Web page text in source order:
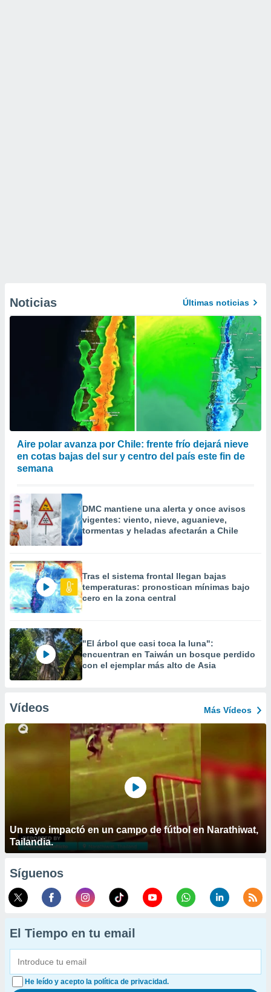
Noticias Últimas noticias
Aire polar avanza por Chile: frente frío dejará nieve
en cotas bajas del sur y centro del país este fin de
semana
DMC mantiene una alerta y once avisos
vigentes: viento, nieve, aguanieve,
tormentas y heladas afectarán a Chile
Tras el sistema frontal llegan bajas
temperaturas: pronostican mínimas bajo
cero en la zona central
"El árbol que casi toca la luna":
encuentran en Taiwán un bosque perdido
con el ejemplar más alto de Asia
Vídeos Más Vídeos
Un rayo impactó en un campo de fútbol en Narathiwat,
Tailandia.
Síguenos
El Tiempo en tu email
He leído y acepto la política de privacidad.